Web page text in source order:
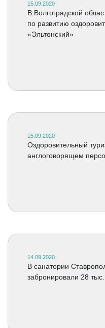
15.09.2020
В Волгоградской
по развитию
«Эльтонский»
15.09.2020
Оздоровительный
англоговорящем
14.09.2020
В санатории
забронировали 28 тыс.